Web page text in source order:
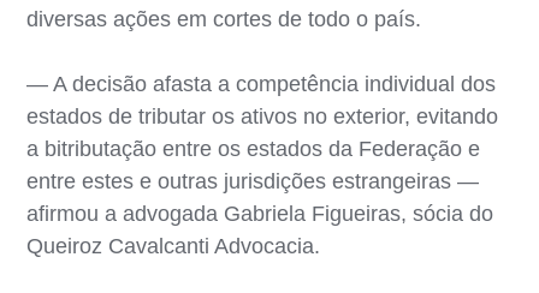
diversas ações em cortes de todo o país.
— A decisão afasta a competência individual dos
estados de tributar os ativos no exterior, evitando
a bitributação entre os estados da Federação e
entre estes e outras jurisdições estrangeiras —
afirmou a advogada Gabriela Figueiras, sócia do
Queiroz Cavalcanti Advocacia.